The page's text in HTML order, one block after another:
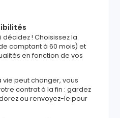
décidez ! Choisissez la
comptant à 60 mois) et
en fonction de vos
vie peut changer, vous
contrat à la fin : gardez
ou renvoyez-le pour